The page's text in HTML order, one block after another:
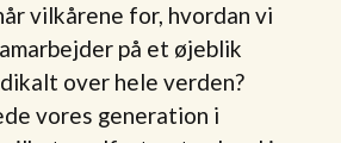
vilkårene for, hvordan vi
på et øjeblik
over hele verden?
vores generation i